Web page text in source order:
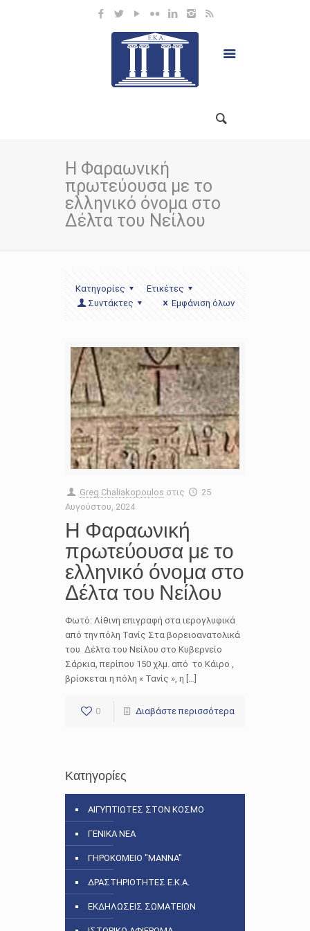
Η Φαραωνική
πρωτεύουσα με το
ελληνικό όνομα στο
Δέλτα του Νείλου
Κατηγορίες
Ετικέτες
Συντάκτες
Εμφάνιση όλων
Greg Chaliakopoulos στις
25
Αυγούστου, 2024
Η Φαραωνική
πρωτεύουσα με το
ελληνικό όνομα στο
Δέλτα του Νείλου
Φωτό: Λίθινη επιγραφή στα ιερογλυφικά
από την πόλη Τανίς Στα βορειοανατολικά
του Δέλτα του Νείλου στο Κυβερνείο
Σάρκια, περίπου 150 χλμ. από το Κάιρο ,
βρίσκεται η πόλη « Τανίς », η […]
0 Διαβάστε περισσότερα
Κατηγορίες
ΑΙΓΥΠΤΙΩΤΕΣ ΣΤΟΝ ΚΟΣΜΟ
ΓΕΝΙΚΑ ΝΕΑ
ΓΗΡΟΚΟΜΕΙΟ "ΜΑΝΝΑ"
ΔΡΑΣΤΗΡΙΟΤΗΤΕΣ Ε.Κ.Α.
ΕΚΔΗΛΩΣΕΙΣ ΣΩΜΑΤΕΙΩΝ